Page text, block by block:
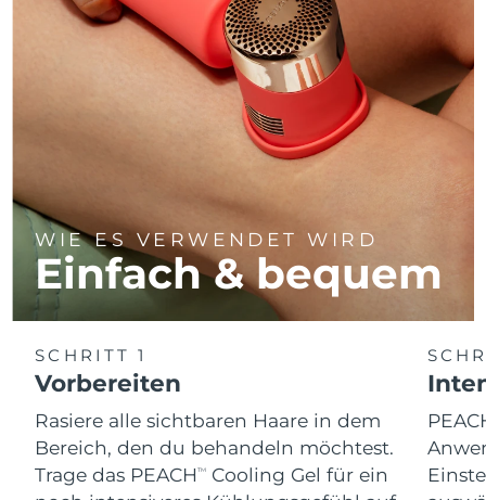
WIE ES VERWENDET WIRD
Einfach & bequem
SCHRITT 1
Vorbereiten
Rasiere alle sichtbaren Haare in dem
Bereich, den du behandeln möchtest.
Trage das PEACHTM
Cooling Gel für ein